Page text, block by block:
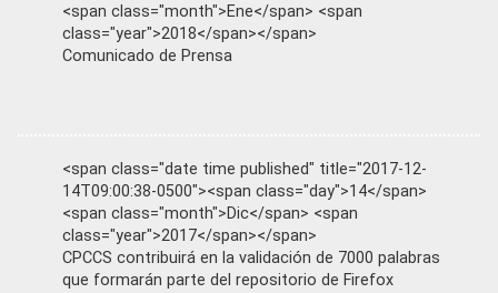
<span class="month">Ene</span> <span
class="year">2018</span></span>
Comunicado de Prensa
<span class="date time published" title="2017-12-
14T09:00:38-0500"><span class="day">14</span>
<span class="month">Dic</span> <span
class="year">2017</span></span>
CPCCS contribuirá en la validación de 7000 palabras
que formarán parte del repositorio de Firefox